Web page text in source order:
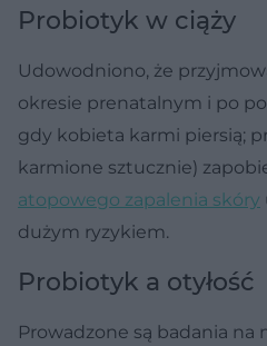
Probiotyk w ciąży
Udowodniono, że
okresie prenatalnym i po
gdy kobieta karmi piersią;
karmione sztucznie)
atopowego zapalenia skóry
dużym ryzykiem.
Probiotyk a otyłość
Prowadzone są badania na